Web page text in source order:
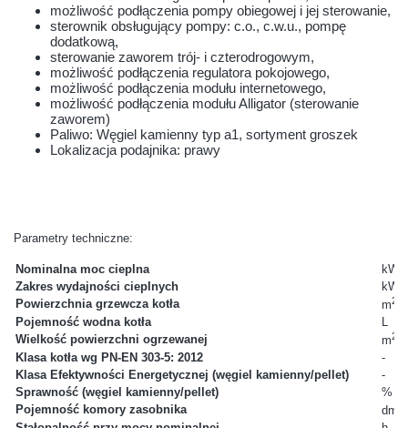
możliwość podłączenia pompy obiegowej i jej sterowanie,
sterownik obsługujący pompy: c.o., c.w.u., pompę
dodatkową,
sterowanie zaworem trój- i czterodrogowym,
możliwość podłączenia regulatora pokojowego,
możliwość podłączenia modułu internetowego,
możliwość podłączenia modułu Alligator (sterowanie
zaworem)
Paliwo: Węgiel kamienny typ a1, sortyment groszek
Lokalizacja podajnika: prawy
Parametry techniczne:
Nominalna moc cieplna
kW
Zakres wydajności cieplnych
kW
Powierzchnia grzewcza kotła
m2
Pojemność wodna kotła
L
Wielkość powierzchni ogrzewanej
m2
Klasa kotła wg PN-EN 303-5: 2012
-
Klasa Efektywności Energetycznej (węgiel kamienny/pellet)
-
Sprawność (węgiel kamienny/pellet)
%
Pojemność komory zasobnika
dm